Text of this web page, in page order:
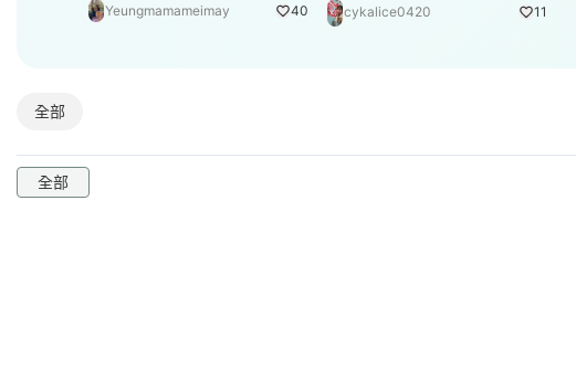
Yeungmamameimay 40 cykalice0420 11
全部
全部